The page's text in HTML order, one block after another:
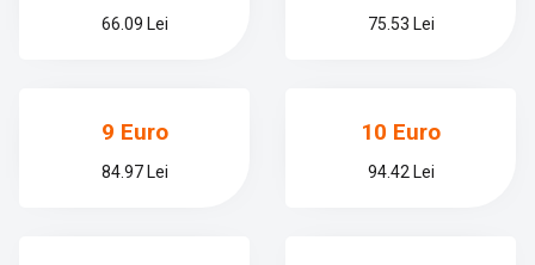
66.09 Lei 75.53 Lei
9 Euro
84.97 Lei
10 Euro
94.42 Lei